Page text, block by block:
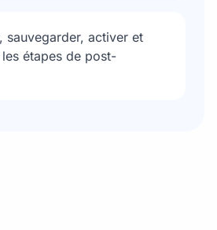
sauvegarder, activer et
étapes de post-